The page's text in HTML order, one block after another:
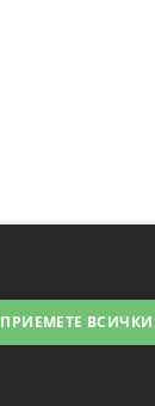
ПРИЕМЕТЕ ВСИЧКИ